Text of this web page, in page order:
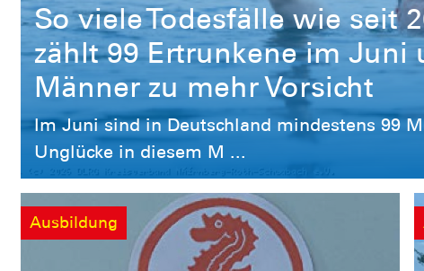
So viele Todesfälle wie seit
zählt 99 Ertrunkene im
Männer zu mehr Vorsicht
Im Juni sind in Deutschland mindestens 99
Unglücke in diesem M ...
Ausbildung